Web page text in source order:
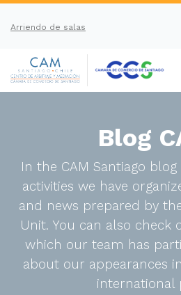
Arriendo de salas
Blog
In the CAM Santiago
activities we have
and news prepared by
Unit. You can also check
which our team has
about our appearances
international